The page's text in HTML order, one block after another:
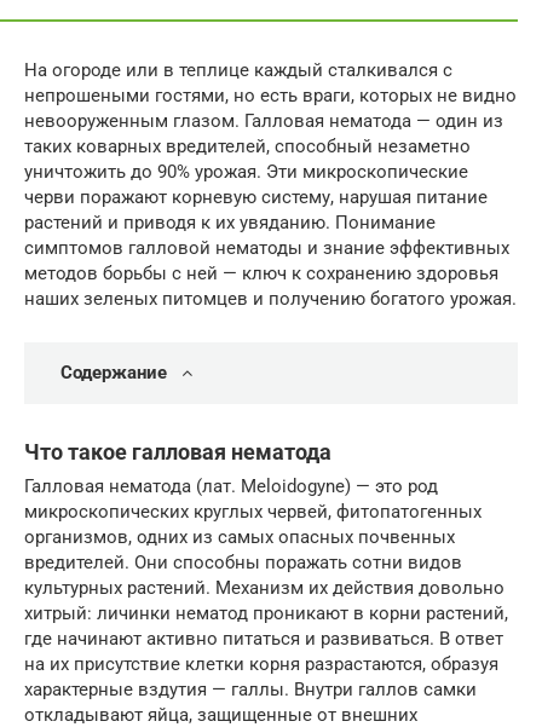
На огороде или в теплице каждый сталкивался с
непрошеными гостями, но есть враги, которых не видно
невооруженным глазом. Галловая нематода — один из
таких коварных вредителей, способный незаметно
уничтожить до 90% урожая. Эти микроскопические
черви поражают корневую систему, нарушая питание
растений и приводя к их увяданию. Понимание
симптомов галловой нематоды и знание эффективных
методов борьбы с ней — ключ к сохранению здоровья
наших зеленых питомцев и получению богатого урожая.
Содержание
Что такое галловая нематода
Галловая нематода (лат. Meloidogyne) — это род
микроскопических круглых червей, фитопатогенных
организмов, одних из самых опасных почвенных
вредителей. Они способны поражать сотни видов
культурных растений. Механизм их действия довольно
хитрый: личинки нематод проникают в корни растений,
где начинают активно питаться и развиваться. В ответ
на их присутствие клетки корня разрастаются, образуя
характерные вздутия — галлы. Внутри галлов самки
откладывают яйца, защищенные от внешних